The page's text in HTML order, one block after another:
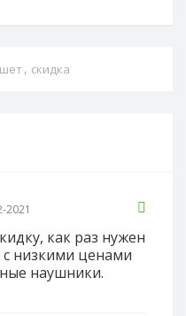
, скидка
2021
как раз нужен
низкими ценами
наушники.